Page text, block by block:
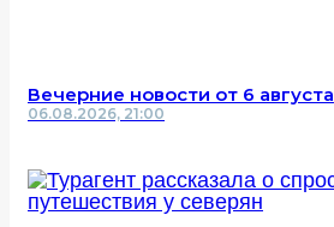
Вечерние новости от 6 августа
06.08.2026, 21:00